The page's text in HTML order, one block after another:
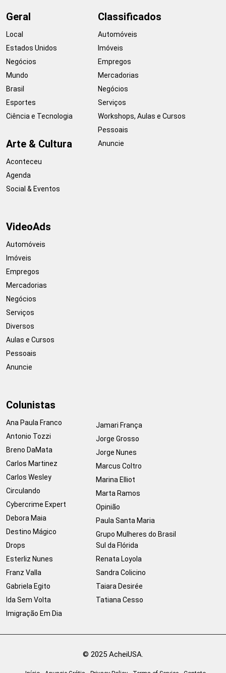
Geral
Local
Estados Unidos
Negócios
Mundo
Brasil
Esportes
Ciência e Tecnologia
Arte & Cultura
Aconteceu
Agenda
Social & Eventos
Classificados
Automóveis
Imóveis
Empregos
Mercadorias
Negócios
Serviços
Workshops, Aulas e Cursos
Pessoais
Anuncie
VideoAds
Automóveis
Imóveis
Empregos
Mercadorias
Negócios
Serviços
Diversos
Aulas e Cursos
Pessoais
Anuncie
Colunistas
Ana Paula Franco
Antonio Tozzi
Breno DaMata
Carlos Martinez
Carlos Wesley
Circulando
Cybercrime Expert
Debora Maia
Destino Mágico
Drops
Esterliz Nunes
Franz Valla
Gabriela Egito
Ida Sem Volta
Imigração Em Dia
Jamari França
Jorge Grosso
Jorge Nunes
Marcus Coltro
Marina Elliot
Marta Ramos
Opinião
Paula Santa Maria
Grupo Mulheres do Brasil
Sul da Flórida
Renata Loyola
Sandra Colicino
Taiara Desirée
Tatiana Cesso
© 2025 AcheiUSA.